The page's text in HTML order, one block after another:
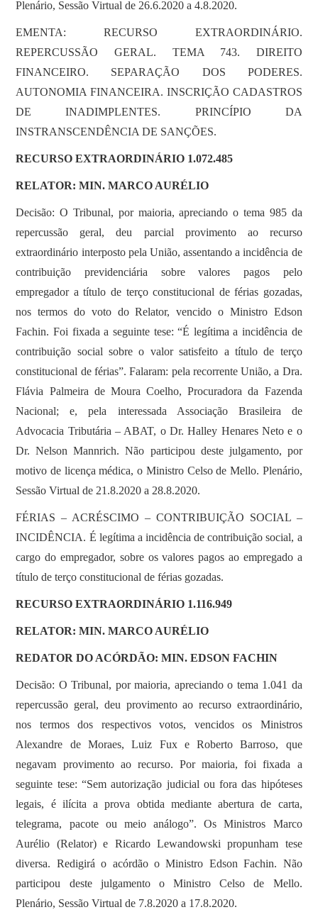
Plenário, Sessão Virtual de 26.6.2020 a 4.8.2020.
EMENTA: RECURSO EXTRAORDINÁRIO.
REPERCUSSÃO GERAL. TEMA 743. DIREITO
FINANCEIRO. SEPARAÇÃO DOS PODERES.
AUTONOMIA FINANCEIRA. INSCRIÇÃO CADASTROS
DE INADIMPLENTES. PRINCÍPIO DA
INSTRANSCENDÊNCIA DE SANÇÕES.
RECURSO EXTRAORDINÁRIO 1.072.485
RELATOR: MIN. MARCO AURÉLIO
Decisão: O Tribunal, por maioria, apreciando o tema 985 da
repercussão geral, deu parcial provimento ao recurso
extraordinário interposto pela União, assentando a incidência de
contribuição previdenciária sobre valores pagos pelo
empregador a título de terço constitucional de férias gozadas,
nos termos do voto do Relator, vencido o Ministro Edson
Fachin. Foi fixada a seguinte tese: “É legítima a incidência de
contribuição social sobre o valor satisfeito a título de terço
constitucional de férias”. Falaram: pela recorrente União, a Dra.
Flávia Palmeira de Moura Coelho, Procuradora da Fazenda
Nacional; e, pela interessada Associação Brasileira de
Advocacia Tributária – ABAT, o Dr. Halley Henares Neto e o
Dr. Nelson Mannrich. Não participou deste julgamento, por
motivo de licença médica, o Ministro Celso de Mello. Plenário,
Sessão Virtual de 21.8.2020 a 28.8.2020.
FÉRIAS – ACRÉSCIMO – CONTRIBUIÇÃO SOCIAL –
INCIDÊNCIA. É legítima a incidência de contribuição social, a
cargo do empregador, sobre os valores pagos ao empregado a
título de terço constitucional de férias gozadas.
RECURSO EXTRAORDINÁRIO 1.116.949
RELATOR: MIN. MARCO AURÉLIO
REDATOR DO ACÓRDÃO: MIN. EDSON FACHIN
Decisão: O Tribunal, por maioria, apreciando o tema 1.041 da
repercussão geral, deu provimento ao recurso extraordinário,
nos termos dos respectivos votos, vencidos os Ministros
Alexandre de Moraes, Luiz Fux e Roberto Barroso, que
negavam provimento ao recurso. Por maioria, foi fixada a
seguinte tese: “Sem autorização judicial ou fora das hipóteses
legais, é ilícita a prova obtida mediante abertura de carta,
telegrama, pacote ou meio análogo”. Os Ministros Marco
Aurélio (Relator) e Ricardo Lewandowski propunham tese
diversa. Redigirá o acórdão o Ministro Edson Fachin. Não
participou deste julgamento o Ministro Celso de Mello.
Plenário, Sessão Virtual de 7.8.2020 a 17.8.2020.